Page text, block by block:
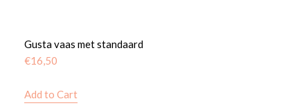
Gusta vaas met standaard
€16,50
Add to Cart